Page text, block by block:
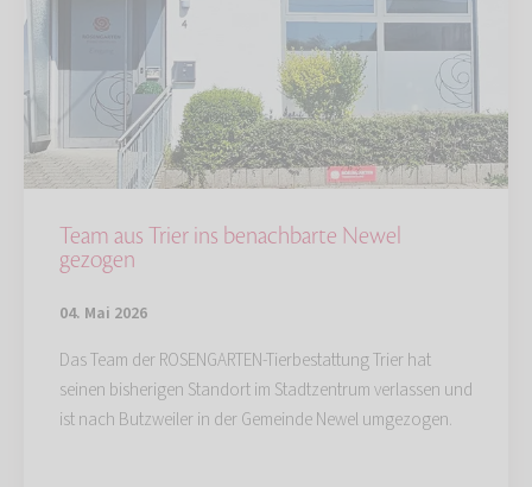
Team aus Trier ins benachbarte Newel
gezogen
04. Mai 2026
Das Team der ROSENGARTEN-Tierbestattung Trier hat
seinen bisherigen Standort im Stadtzentrum verlassen und
ist nach Butzweiler in der Gemeinde Newel umgezogen.